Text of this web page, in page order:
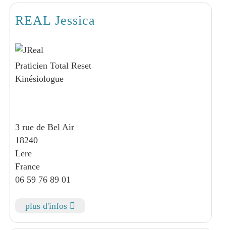
REAL Jessica
Praticien Total Reset
Kinésiologue
3 rue de Bel Air
18240
Lere
France
06 59 76 89 01
plus d'infos